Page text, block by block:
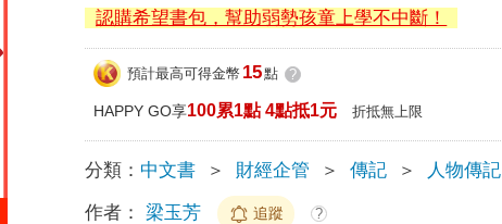
認購希望書包，幫助弱勢孩童上學不中斷！
預計最高可得金幣 15點 ?
HAPPY GO享100累1點 4點抵1元 折抵無上限
分類： 中文書 ＞ 財經企管 ＞ 傳記 ＞ 人物傳記
作者： 梁玉芳 追蹤 ?